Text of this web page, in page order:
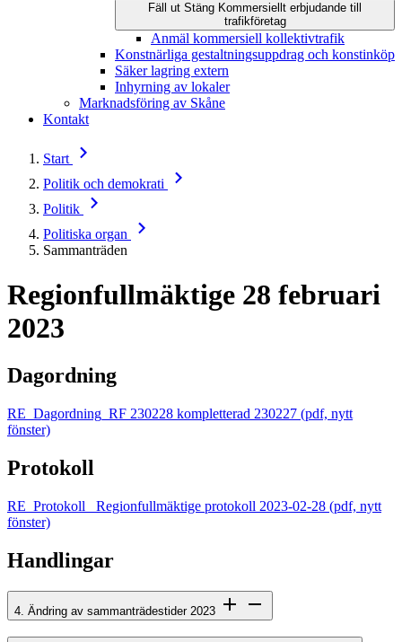
Fäll ut Stäng Kommersiellt erbjudande till
trafikföretag
Anmäl kommersiell kollektivtrafik
Konstnärliga gestaltningsuppdrag och konstinköp
Säker lagring extern
Inhyrning av lokaler
Marknadsföring av Skåne
Kontakt
Start
Politik och demokrati
Politik
Politiska organ
Sammanträden
Regionfullmäktige 28 februari
2023
Dagordning
RE_Dagordning_RF 230228 kompletterad 230227 (pdf, nytt
fönster)
Protokoll
RE_Protokoll _Regionfullmäktige protokoll 2023-02-28 (pdf, nytt
fönster)
Handlingar
4. Ändring av sammanträdestider 2023